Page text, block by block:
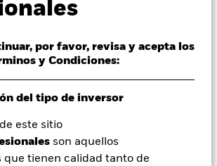
por favor, revisa y acepta los
y Condiciones:
del tipo de inversor
este sitio
son aquellos
que tienen calidad tanto de
a 05 ago 2026